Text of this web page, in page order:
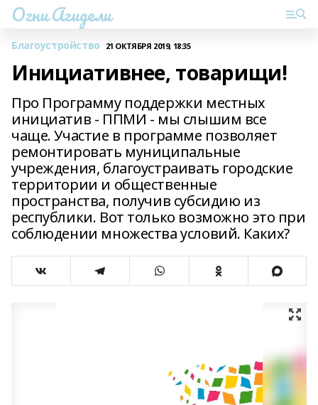
Огни Агидели
Благоустройство 21 ОКТЯБРЯ 2019, 18:35
Инициативнее, товарищи!
Про Программу поддержки местных
инициатив - ППМИ - мы слышим все
чаще. Участие в программе позволяет
ремонтировать муниципальные
учреждения, благоустраивать городские
территории и общественные
пространства, получив субсидию из
республики. Вот только возможно это при
соблюдении множества условий. Каких?